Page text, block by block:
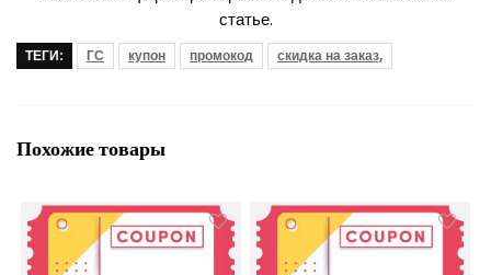
статье.
ТЕГИ: ГС купон промокод скидка на заказ,
Похожие товары